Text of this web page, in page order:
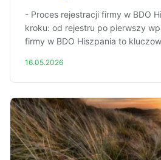
- Proces rejestracji firmy w BDO
kroku: od rejestru po pierwszy
firmy w BDO Hiszpania to
16.05.2026